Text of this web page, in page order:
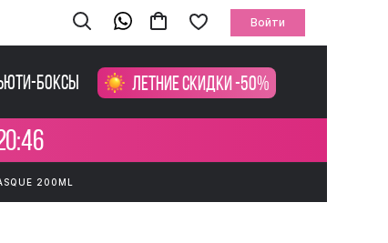
Войти
боксы Летние скидки -50%
200ML